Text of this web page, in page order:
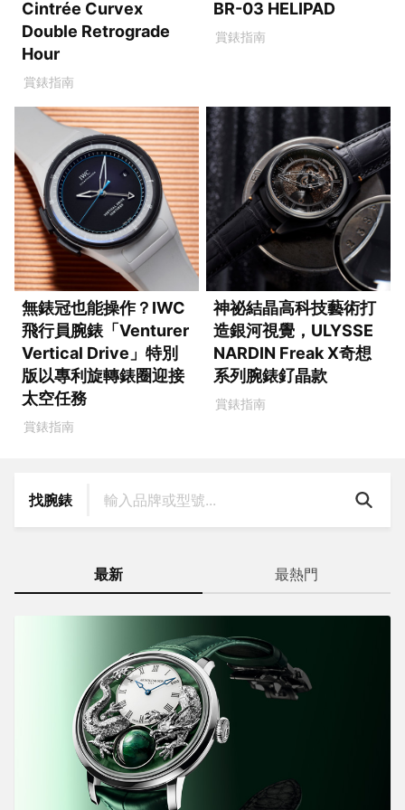
Cintrée Curvex
Double Retrograde
Hour
賞錶指南
BR-03 HELIPAD
賞錶指南
無錶冠也能操作？IWC
飛行員腕錶「Venturer
Vertical Drive」特別
版以專利旋轉錶圈迎接
太空任務
賞錶指南
神祕結晶高科技藝術打
造銀河視覺，ULYSSE
NARDIN Freak X奇想
系列腕錶釕晶款
賞錶指南
找腕錶
最新 最熱門